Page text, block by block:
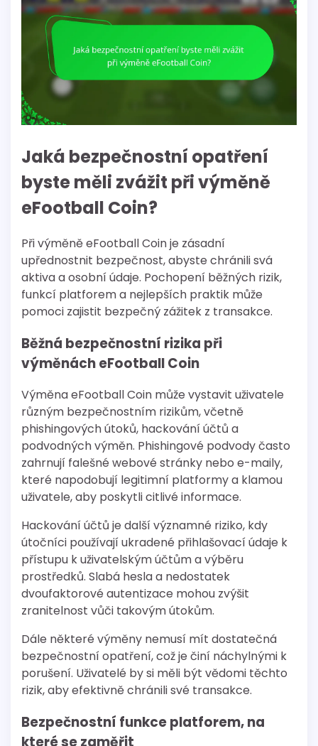
Jaká bezpečnostní opatření
byste měli zvážit při výměně
eFootball Coin?
Při výměně eFootball Coin je zásadní
upřednostnit bezpečnost, abyste chránili svá
aktiva a osobní údaje. Pochopení běžných rizik,
funkcí platforem a nejlepších praktik může
pomoci zajistit bezpečný zážitek z transakce.
Běžná bezpečnostní rizika při
výměnách eFootball Coin
Výměna eFootball Coin může vystavit uživatele
různým bezpečnostním rizikům, včetně
phishingových útoků, hackování účtů a
podvodných výměn. Phishingové podvody často
zahrnují falešné webové stránky nebo e-maily,
které napodobují legitimní platformy a klamou
uživatele, aby poskytli citlivé informace.
Hackování účtů je další významné riziko, kdy
útočníci používají ukradené přihlašovací údaje k
přístupu k uživatelským účtům a výběru
prostředků. Slabá hesla a nedostatek
dvoufaktorové autentizace mohou zvýšit
zranitelnost vůči takovým útokům.
Dále některé výměny nemusí mít dostatečná
bezpečnostní opatření, což je činí náchylnými k
porušení. Uživatelé by si měli být vědomi těchto
rizik, aby efektivně chránili své transakce.
Bezpečnostní funkce platforem, na
které se zaměřit